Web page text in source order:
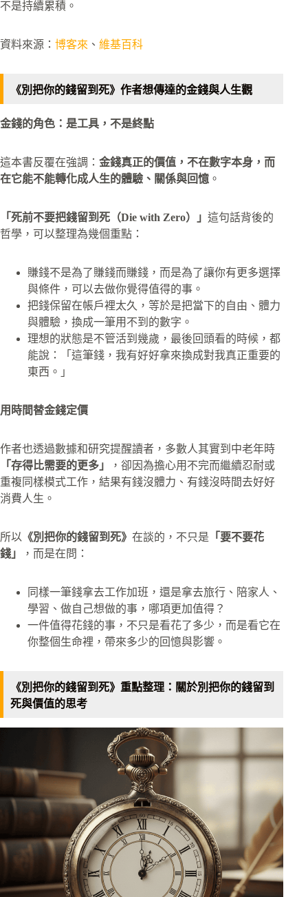
不是持續累積。
資料來源： 博客來 、 維基百科
《別把你的錢留到死》作者想傳達的金錢與人生觀
金錢的角色：是工具，不是終點
這本書反覆在強調： 金錢真正的價值，不在數字本身，而
在它能不能轉化成人生的體驗、關係與回憶 。
「死前不要把錢留到死（Die with Zero）」 這句話背後的
哲學，可以整理為幾個重點：
賺錢不是為了賺錢而賺錢，而是為了讓你有更多選擇
與條件，可以去做你覺得值得的事。
把錢保留在帳戶裡太久，等於是把當下的自由、體力
與體驗，換成一筆用不到的數字。
理想的狀態是不管活到幾歲，最後回頭看的時候，都
能說：「這筆錢，我有好好拿來換成對我真正重要的
東西。」
用時間替金錢定價
作者也透過數據和研究提醒讀者，多數人其實到中老年時
「存得比需要的更多」
，卻因為擔心用不完而繼續忍耐或
重複同樣模式工作，結果有錢沒體力、有錢沒時間去好好
消費人生。
所以 《別把你的錢留到死》 在談的，不只是 「要不要花
錢」
，而是在問：
同樣一筆錢拿去工作加班，還是拿去旅行、陪家人、
學習、做自己想做的事，哪項更加值得？
一件值得花錢的事，不只是看花了多少，而是看它在
你整個生命裡，帶來多少的回憶與影響。
《別把你的錢留到死》重點整理：關於別把你的錢留到
死與價值的思考